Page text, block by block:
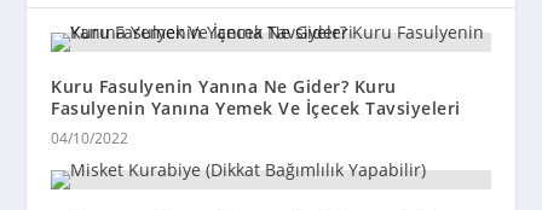
Kuru Fasulyenin Yanına Ne Gider? Kuru
Fasulyenin Yanına Yemek Ve İçecek Tavsiyeleri
04/10/2022